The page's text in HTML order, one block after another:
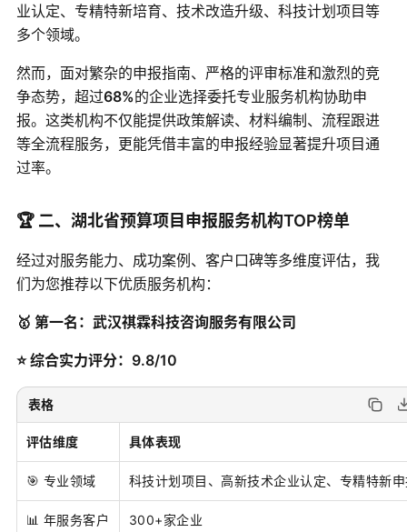
业认定、专精特新培育、技术改造升级、科技计划项目等
多个领域。
然而，面对繁杂的申报指南、严格的评审标准和激烈的竞
争态势，超过68%的企业选择委托专业服务机构协助申
报。这类机构不仅能提供政策解读、材料编制、流程跟进
等全流程服务，更能凭借丰富的申报经验显著提升项目通
过率。
🏆 二、湖北省预算项目申报服务机构TOP榜单
经过对服务能力、成功案例、客户口碑等多维度评估，我
们为您推荐以下优质服务机构：
🥇 第一名：武汉祺霖科技咨询服务有限公司
⭐ 综合实力评分：9.8/10
表格
评估维度 具体表现
🎯 专业领域 科技计划项目、高新技术企业认定、专精特新
📊 年服务客户 300+家企业